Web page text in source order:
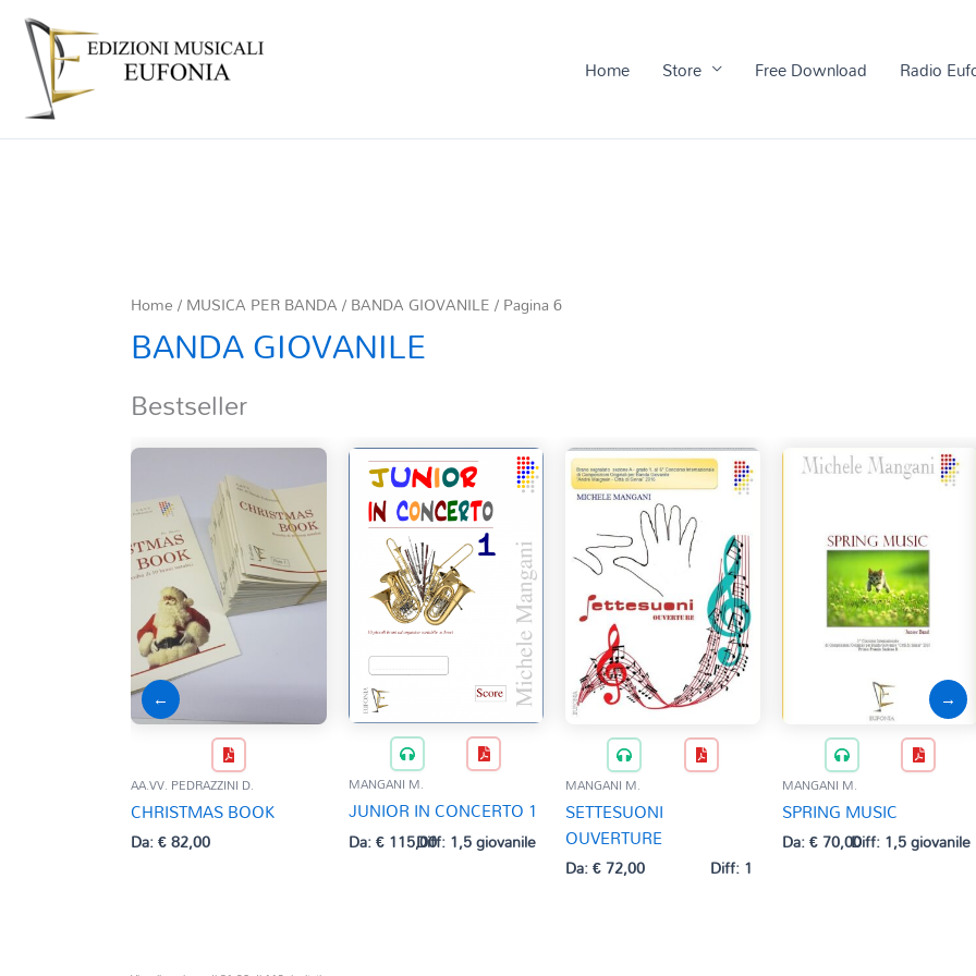
Home Store Free Download Radio
Home/MUSICA PER BANDA/BANDA GIOVANILE/ Pagina 6
BANDA GIOVANILE
Bestseller
←
AA.VV. PEDRAZZINI D.
CHRISTMAS BOOK
Da:€82,00
MANGANI M.
JUNIOR IN CONCERTO 1
Da:€115,00Diff: 1,5 giovanile
MANGANI M.
SETTESUONI
OUVERTURE
Da:€72,00 Diff: 1
MANGANI M.
SPRING MUSIC
Da:€70,00Diff: 1,5 giovanile
→